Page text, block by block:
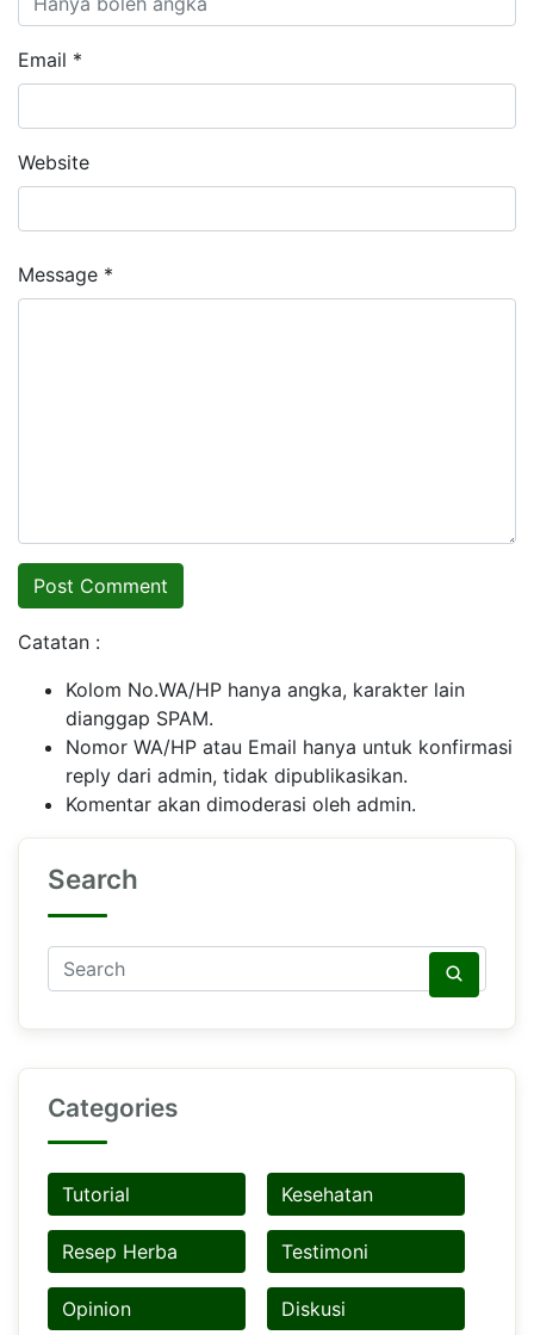
Email *
Website
Message *
Catatan :
Kolom No.WA/HP hanya angka, karakter lain
dianggap SPAM.
Nomor WA/HP atau Email hanya untuk konfirmasi
reply dari admin, tidak dipublikasikan.
Komentar akan dimoderasi oleh admin.
Search
Categories
Tutorial Kesehatan
Resep Herba Testimoni
Opinion Diskusi